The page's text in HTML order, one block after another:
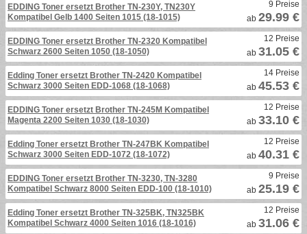
EDDING Toner ersetzt Brother TN-230Y, TN230Y
Kompatibel Gelb 1400 Seiten 1015 (18-1015)
9 Preise
ab 29.99 €
EDDING Toner ersetzt Brother TN-2320 Kompatibel
Schwarz 2600 Seiten 1050 (18-1050)
12 Preise
ab 31.05 €
Edding Toner ersetzt Brother TN-2420 Kompatibel
Schwarz 3000 Seiten EDD-1068 (18-1068)
14 Preise
ab 45.53 €
EDDING Toner ersetzt Brother TN-245M Kompatibel
Magenta 2200 Seiten 1030 (18-1030)
12 Preise
ab 33.10 €
Edding Toner ersetzt Brother TN-247BK Kompatibel
Schwarz 3000 Seiten EDD-1072 (18-1072)
12 Preise
ab 40.31 €
EDDING Toner ersetzt Brother TN-3230, TN-3280
Kompatibel Schwarz 8000 Seiten EDD-100 (18-1010)
9 Preise
ab 25.19 €
Edding Toner ersetzt Brother TN-325BK, TN325BK
Kompatibel Schwarz 4000 Seiten 1016 (18-1016)
12 Preise
ab 31.06 €